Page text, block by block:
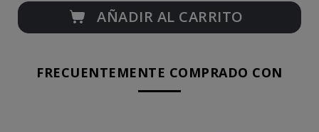
AÑADIR AL CARRITO
FRECUENTEMENTE COMPRADO CON